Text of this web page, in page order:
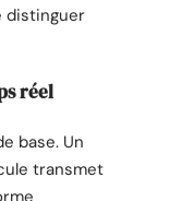
distinguer
réel
base. Un
transmet